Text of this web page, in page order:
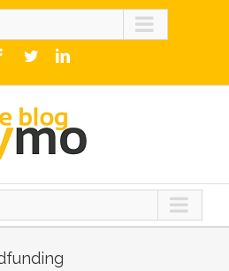
Facebook
TwitterLinkedIn